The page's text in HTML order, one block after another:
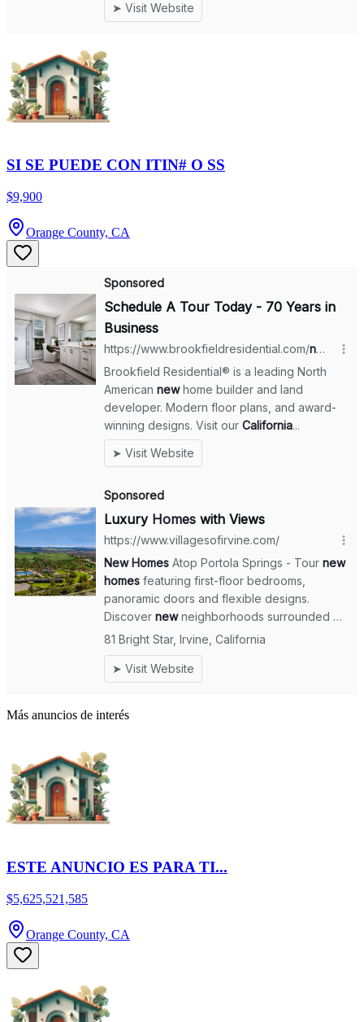
SI SE PUEDE CON ITIN# O SS
$9,900
Orange County, CA
Más anuncios de interés
ESTE ANUNCIO ES PARA TI...
$5,625,521,585
Orange County, CA